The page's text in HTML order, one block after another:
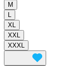
M
XL
XXL
XXXL